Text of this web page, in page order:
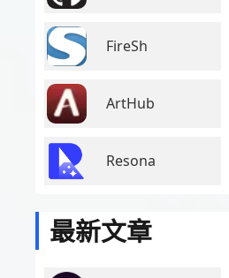
FireSh
ArtHub
Resona
最新文章